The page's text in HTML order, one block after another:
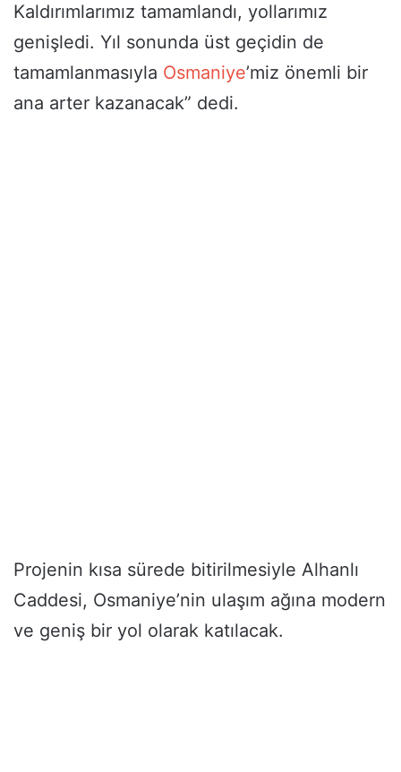
Kaldırımlarımız tamamlandı, yollarımız
genişledi. Yıl sonunda üst geçidin de
tamamlanmasıyla Osmaniye’miz önemli bir
ana arter kazanacak” dedi.
Projenin kısa sürede bitirilmesiyle Alhanlı
Caddesi, Osmaniye’nin ulaşım ağına modern
ve geniş bir yol olarak katılacak.